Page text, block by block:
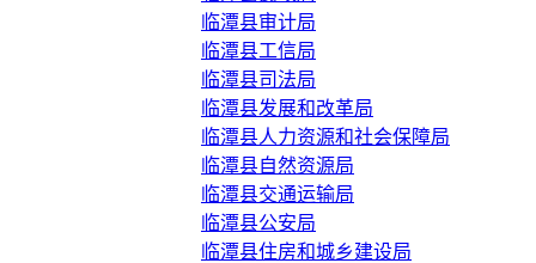
临潭县审计局
临潭县工信局
临潭县司法局
临潭县发展和改革局
临潭县人力资源和社会保障局
临潭县自然资源局
临潭县交通运输局
临潭县公安局
临潭县住房和城乡建设局